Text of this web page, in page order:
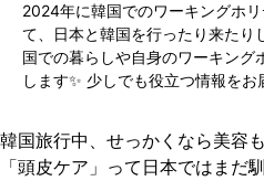
2024年に韓国でのワーキングホ
て、日本と韓国を行ったり来たり
国での暮らしや自身のワーキング
します✨ 少しでも役立つ情報を
韓国旅行中、せっかくなら美容
「頭皮ケア」って日本ではまだ